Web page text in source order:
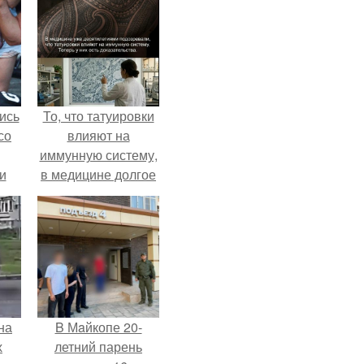
То, что татуировки
влияют на
иммунную систему,
в медицине долгое
время
рассматривалось
лишь как гипотеза.
B Мaйкопе 20-
летний парень